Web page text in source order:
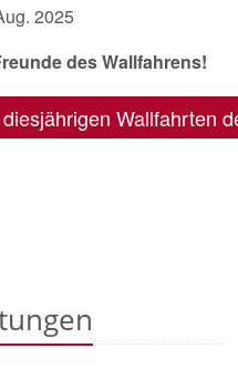
2025
des Wallfahrens!
Wallfahrten